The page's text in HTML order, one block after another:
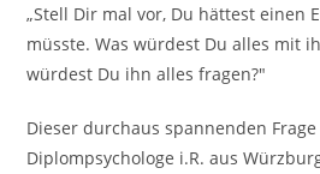
„Stell Dir mal vor, Du hättest einen
müsste. Was würdest Du alles mit
würdest Du ihn alles fragen?"
Dieser durchaus spannenden
Diplompsychologe i.R. aus